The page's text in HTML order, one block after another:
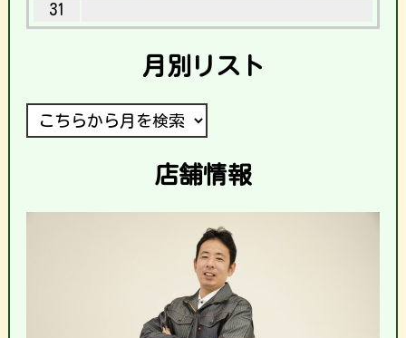
31
月別リスト
店舗情報